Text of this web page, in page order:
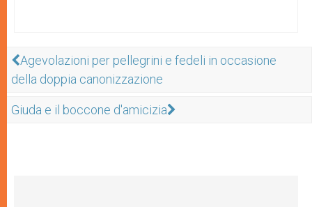
Agevolazioni per pellegrini e fedeli in occasione
della doppia canonizzazione
Giuda e il boccone d'amicizia